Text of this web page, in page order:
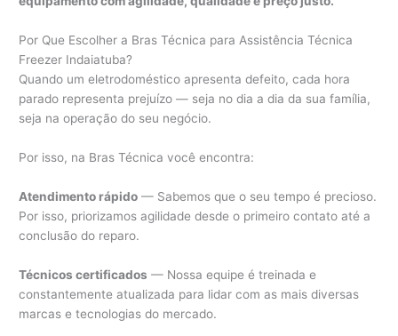
Por Que Escolher a Bras Técnica para Assistência Técnica
Freezer Indaiatuba?
Quando um eletrodoméstico apresenta defeito, cada hora
parado representa prejuízo — seja no dia a dia da sua família,
seja na operação do seu negócio.
Por isso, na Bras Técnica você encontra:
Atendimento rápido — Sabemos que o seu tempo é precioso.
Por isso, priorizamos agilidade desde o primeiro contato até a
conclusão do reparo.
Técnicos certificados — Nossa equipe é treinada e
constantemente atualizada para lidar com as mais diversas
marcas e tecnologias do mercado.